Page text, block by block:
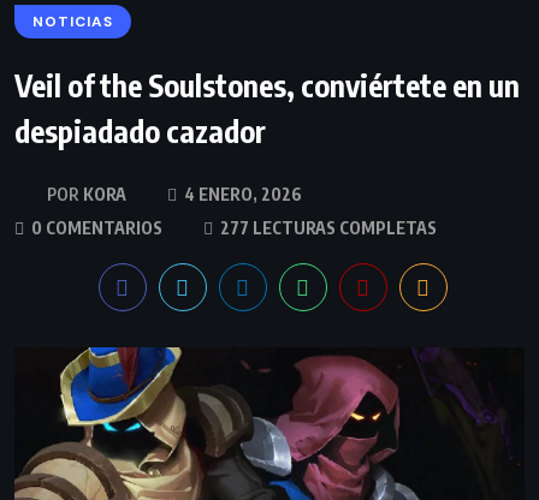
NOTICIAS
Veil of the Soulstones, conviértete en un
despiadado cazador
KORA
4 ENERO, 2026
0 COMENTARIOS
277 LECTURAS COMPLETAS